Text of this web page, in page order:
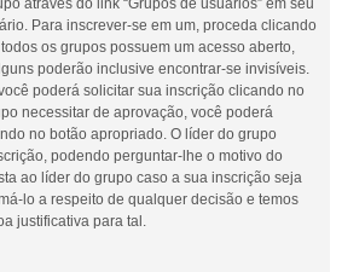
através do link “Grupos de usuários” em seu
Para inscrever-se em um, proceda clicando
os grupos possuem um acesso aberto,
poderão inclusive encontrar-se invisíveis.
poderá solicitar sua inscrição clicando no
necessitar de aprovação, você poderá
no botão apropriado. O líder do grupo
podendo perguntar-lhe o motivo do
ao líder do grupo caso a sua inscrição seja
lo a respeito de qualquer decisão e temos
justificativa para tal.